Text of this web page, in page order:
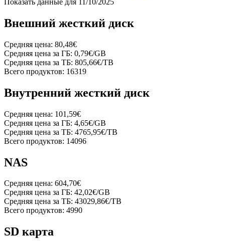
Показать данные для 11/10/2025
Внешний жесткий диск
Средняя цена: 80,48€
Средняя цена за ГБ: 0,79€/GB
Средняя цена за ТБ: 805,66€/TB
Всего продуктов: 16319
Внутренний жесткий диск
Средняя цена: 101,59€
Средняя цена за ГБ: 4,65€/GB
Средняя цена за ТБ: 4765,95€/TB
Всего продуктов: 14096
NAS
Средняя цена: 604,70€
Средняя цена за ГБ: 42,02€/GB
Средняя цена за ТБ: 43029,86€/TB
Всего продуктов: 4990
SD карта